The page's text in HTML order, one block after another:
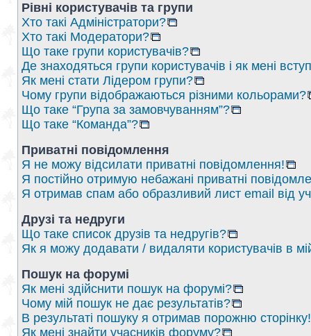
Рівні користувачів та групи
Хто такі Адміністратори?
Хто такі Модератори?
Що таке групи користувачів?
Де знаходяться групи користувачів і як мені
Як мені стати Лідером групи?
Чому групи відображаються різними кольорами?
Що таке “Група за замовчуванням”?
Що таке “Команда”?
Приватні повідомлення
Я не можу відсилати приватні повідомлення!
Я постійно отримую небажані приватні
Я отримав спам або образливий лист email від
Друзі та недруги
Що таке список друзів та недругів?
Як я можу додавати / видаляти користувачів в
Пошук на форумі
Як мені здійснити пошук на форумі?
Чому мій пошук не дає результатів?
В результаті пошуку я отримав порожню сторінку!
Як мені знайти учасників форуму?